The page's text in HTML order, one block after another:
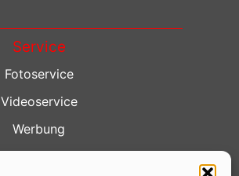
Service
Fotoservice
Videoservice
Werbung